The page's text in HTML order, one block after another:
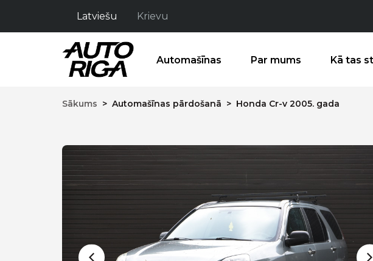
Latviešu Krievu
Automašīnas Par mums Kā tas
Sākums > Automašīnas pārdošanā > Honda Cr-v 2005. gada